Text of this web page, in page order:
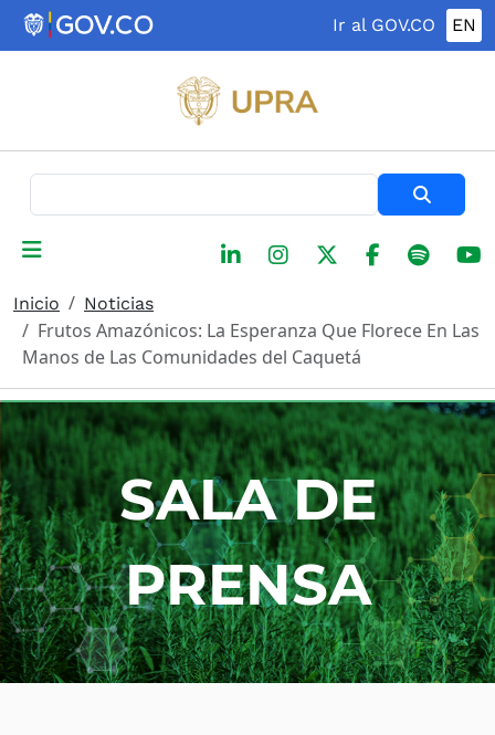
Pasar al contenido principal
Ir al GOV.CO EN
Inicio Noticias
Frutos Amazónicos: La Esperanza Que Florece En Las
Manos de Las Comunidades del Caquetá
SALA DE
PRENSA